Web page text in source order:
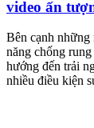
video ấn
Bên cạnh những
năng chống
hướng đến trải
nhiều điều kiện